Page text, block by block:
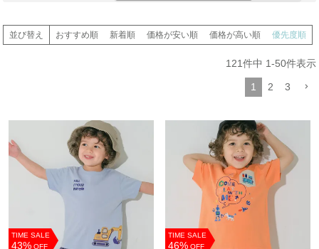
並び替え おすすめ順 新着順 価格が安い順 価格が高い順 優先度順
121件中 1-50件表示
1 2 3
TIME SALE
43% OFF
TIME SALE
46% OFF